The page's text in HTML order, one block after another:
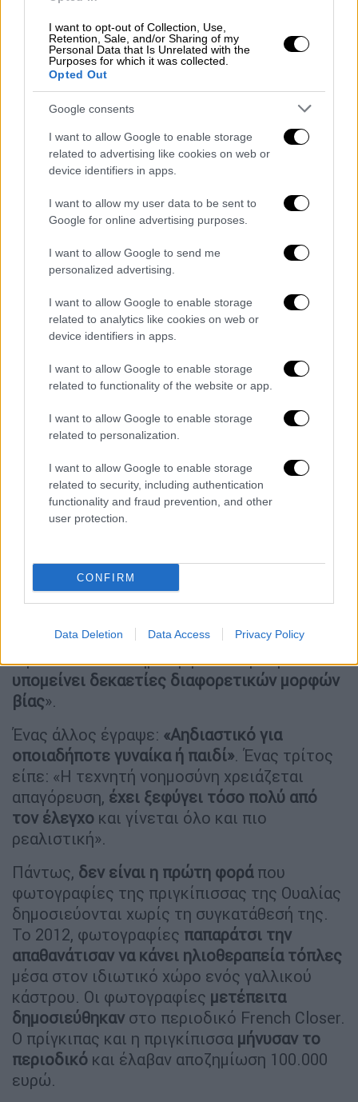
I want to opt-out of Collection, Use,
Retention, Sale, and/or Sharing of my
Personal Data that Is Unrelated with the
Purposes for which it was collected.
Opted Out
Google consents
I want to allow Google to enable storage
related to advertising like cookies on web or
device identifiers in apps.
I want to allow my user data to be sent to
Google for online advertising purposes.
I want to allow Google to send me
personalized advertising.
I want to allow Google to enable storage
related to analytics like cookies on web or
device identifiers in apps.
I want to allow Google to enable storage
related to functionality of the website or app.
I want to allow Google to enable storage
related to personalization.
I want to allow Google to enable storage
related to security, including authentication
functionality and fraud prevention, and other
user protection.
CONFIRM
Data Deletion Data Access Privacy Policy
σεξουαλικοποιημένες εικόνες ανθρώπων
σεξουαλικοποιημένες εικόνες παιδιώνπου
παράγονται στο Grok. Έχουμε επικοινωνήσει
επειγόντως με την X και την xAI για να
κατανοήσουμεποια μέτρα έχουν λάβει
για να
συμμορφωθούν με τα νόμιμα καθήκοντά τους
για την προστασία των χρηστών στο
Ηνωμένο Βασίλειο. Με βάση την απάντησή
τους, θα προβούμε σε ταχεία αξιολόγηση για
να διαπιστώσουμε εάν υπάρχουν
που δικαιολογούν
διερεύνηση».
Την Κυριακή (4/1), η πλατφόρμαεξέδωσε
προειδοποίηση προς τους χρήστες
χρησιμοποιούν το Grok για τη δημιουργία
παράνομου περιεχομένου. Ο Έλον Μασκ
επίσης προειδοποίησε όποιον ζητήσει από
παράνομο περιεχόμενο ότι «θα υποστεί τις
ίδιες συνέπειες»σαν να το ανέβαζε ο ίδιος.
πολιτική αποδεκτής χρήσηςτου chatbot
απαγορεύει την «απεικόνιση ομοιοτήτων
προσώπων με πορνογραφικό τρόπο».
χρήστες
Πάντως,χρήστες της πλατφόρμας
πριγκίπισσας με έναν να γράφει: «Τόσο
αηδιαστικό. Η καημένη η Αικατερίνηέχει
υπομείνει δεκαετίες διαφορετικών μορφών
βίας».
Ένας άλλος έγραψε: «Αηδιαστικό για
οποιαδήποτε γυναίκα ή παιδί». Ένας τρίτος
είπε: «Η τεχνητή νοημοσύνη χρειάζεται
απαγόρευση, έχει ξεφύγει τόσο πολύ από
τον έλεγχο και γίνεται όλο και πιο
ρεαλιστική».
Πάντως, δεν είναι η πρώτη φοράπου
φωτογραφίες της πριγκίπισσας της Ουαλίας
δημοσιεύονται χωρίς τη συγκατάθεσή της.
Το 2012, φωτογραφίες παπαράτσι την
απαθανάτισαν να κάνει ηλιοθεραπεία τόπλες
μέσα στον ιδιωτικό χώρο ενός γαλλικού
κάστρου. Οι φωτογραφίες μετέπειτα
δημοσιεύθηκαν στο περιοδικό French Closer.
Ο πρίγκιπας και η πριγκίπισσα μήνυσαν το
περιοδικό και έλαβαν αποζημίωση 100.000
ευρώ.